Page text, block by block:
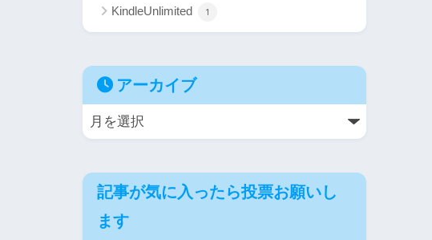
KindleUnlimited 1
アーカイブ
記事が気に入ったら投票お願いし
ます